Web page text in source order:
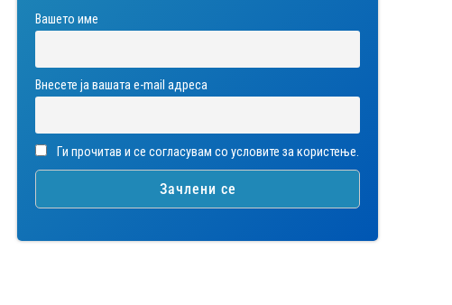
Вашето име
Внесете ја вашата е-mail адреса
Ги прочитав и се согласувам со условите за користење.